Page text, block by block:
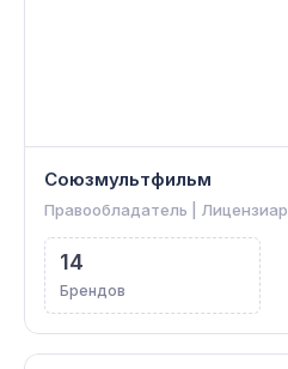
Союзмультфильм
Правообладатель | Лицензиар
14
Брендов